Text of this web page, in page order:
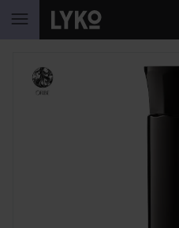
GÅ TIL INNHOLD
HOPP OVER SEKSJON